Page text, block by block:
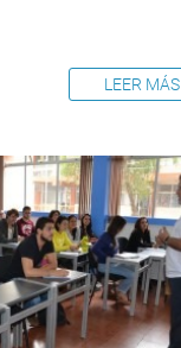
LEER MÁS